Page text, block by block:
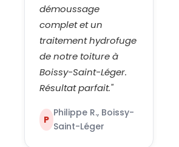
démoussage
complet et un
traitement hydrofuge
de notre toiture à
Boissy-Saint-Léger.
Résultat parfait."
P
Philippe R., Boissy-
Saint-Léger